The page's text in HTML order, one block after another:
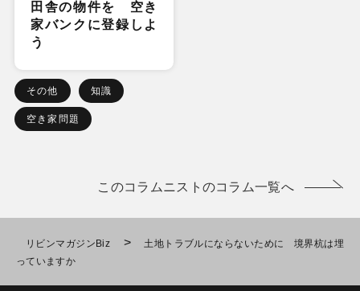
田舎の物件を 空き
家バンクに登録しよ
う
その他 知識
空き家問題
このコラムニストのコラム一覧へ
リビンマガジンBiz >
土地トラブルにならないために 境界杭は埋
っていますか